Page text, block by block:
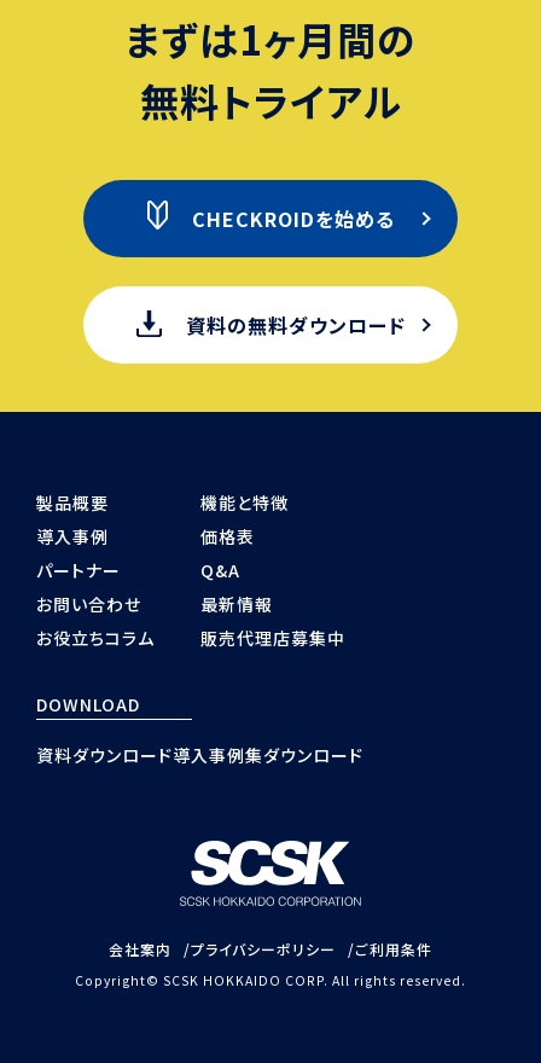
まずは1ヶ月間の
無料トライアル
CHECKROIDを始める
資料の無料ダウンロード
製品概要
機能と特徴
導入事例
価格表
パートナー
Q&A
お問い合わせ
最新情報
お役立ちコラム
販売代理店募集中
DOWNLOAD
資料ダウンロード導入事例集ダウンロード
会社案内 プライバシーポリシー ご利用条件
Copyright© SCSK HOKKAIDO CORP. All rights reserved.